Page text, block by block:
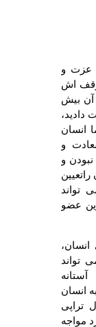
عزت و
اش
آن بیش
دادید،
انسان
و
و
تواند
عضو
انسان،
تواند
انسان
تراپی
مواجه